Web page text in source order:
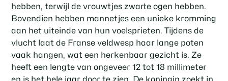
hebben, terwijl de vrouwtjes zwarte ogen hebben.
Bovendien hebben mannetjes een unieke kromming
aan het uiteinde van hun voelsprieten. Tijdens de
vlucht laat de Franse veldwesp haar lange poten
vaak hangen, wat een herkenbaar gezicht is. Ze
heeft een lengte van ongeveer 12 tot 18 millimeter